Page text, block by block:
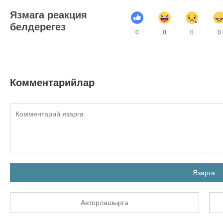
Язмага реакция
белдерегез
0 0 0 0
Комментарийлар
Язарга
Авторлашырга